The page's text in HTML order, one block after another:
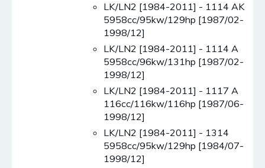
LK/LN2 [1984-2011] - 1114 AK
5958cc/95kw/129hp [1987/02-
1998/12]
LK/LN2 [1984-2011] - 1114 A
5958cc/96kw/131hp [1987/02-
1998/12]
LK/LN2 [1984-2011] - 1117 A
116cc/116kw/116hp [1987/06-
1998/12]
LK/LN2 [1984-2011] - 1314
5958cc/95kw/129hp [1984/07-
1998/12]